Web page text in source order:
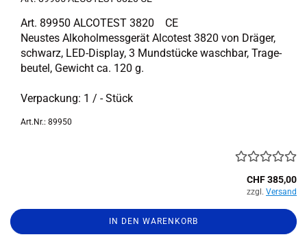
Art. 89950 AL­COTEST 3820 CE
Neus­tes Al­ko­hol­mess­ge­rät Al­cotest 3820 von Drä­ger,
schwarz, LED-​Display, 3 Mund­stü­cke wasch­bar, Tra­ge­
beu­tel, Ge­wicht ca. 120 g.
Ver­pa­ckung: 1 / - Stück
Art.Nr.: 89950
CHF 385,00
zzgl. Versand
IN DEN WARENKORB